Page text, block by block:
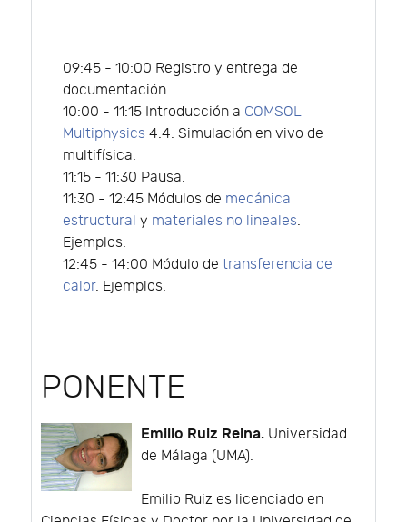
09:45 - 10:00 Registro y entrega de
documentación.
10:00 - 11:15 Introducción a COMSOL
Multiphysics 4.4. Simulación en vivo de
multifísica.
11:15 - 11:30 Pausa.
11:30 - 12:45 Módulos de mecánica
estructural y materiales no lineales.
Ejemplos.
12:45 - 14:00 Módulo de transferencia de
calor. Ejemplos.
PONENTE
Emilio Ruiz Reina. Universidad
de Málaga (UMA).
Emilio Ruiz es licenciado en